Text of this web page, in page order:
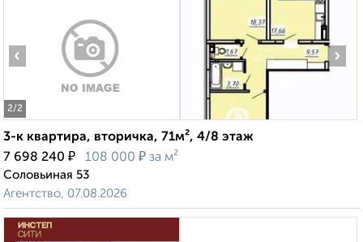
2/2
‹ ›
3-к квартира, вторичка, 71м², 4/8 этаж
7 698 240 ₽ 108 000 ₽ за м²
Соловьиная 53
Агентство, 07.08.2026